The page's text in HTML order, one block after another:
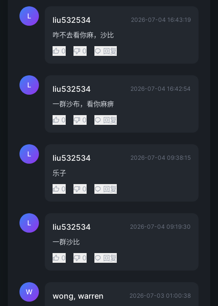
L liu532534 2026-07-04 16:43:19
咋不去看你麻，沙比
0
0 回复
L liu532534 2026-07-04 16:42:54
一群沙布，看你麻痹
0
0 回复
L liu532534 2026-07-04 09:38:15
乐子
0
0 回复
L liu532534 2026-07-04 09:19:30
一群沙比
0
0 回复
W wong, warren 2026-07-03 01:00:38